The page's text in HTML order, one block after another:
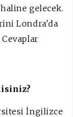
gelecek.
Londra'da
İngilizce